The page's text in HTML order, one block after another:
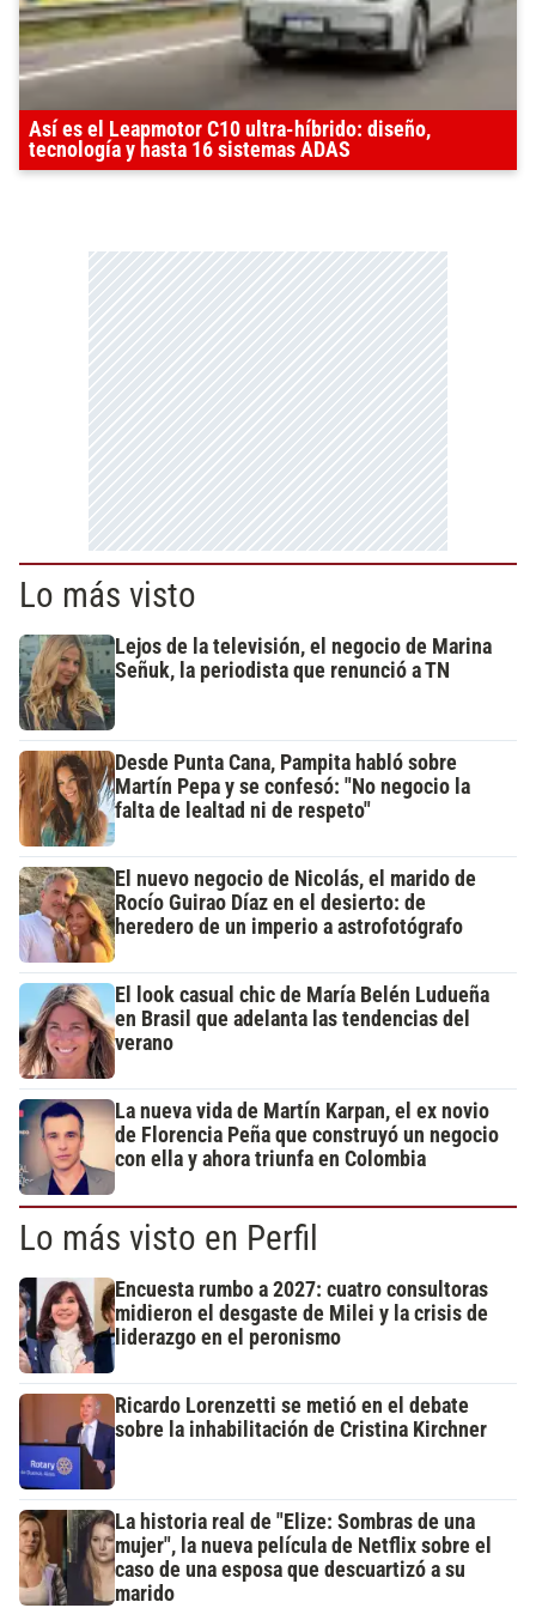
Así es el Leapmotor C10 ultra-híbrido: diseño,
tecnología y hasta 16 sistemas ADAS
Lo más visto
Lejos de la televisión, el negocio de Marina
Señuk, la periodista que renunció a TN
Desde Punta Cana, Pampita habló sobre
Martín Pepa y se confesó: "No negocio la
falta de lealtad ni de respeto"
El nuevo negocio de Nicolás, el marido de
Rocío Guirao Díaz en el desierto: de
heredero de un imperio a astrofotógrafo
El look casual chic de María Belén Ludueña
en Brasil que adelanta las tendencias del
verano
La nueva vida de Martín Karpan, el ex novio
de Florencia Peña que construyó un negocio
con ella y ahora triunfa en Colombia
Lo más visto en Perfil
Encuesta rumbo a 2027: cuatro consultoras
midieron el desgaste de Milei y la crisis de
liderazgo en el peronismo
Ricardo Lorenzetti se metió en el debate
sobre la inhabilitación de Cristina Kirchner
La historia real de "Elize: Sombras de una
mujer", la nueva película de Netflix sobre el
caso de una esposa que descuartizó a su
marido